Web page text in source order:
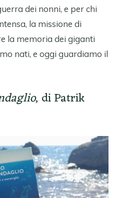
dei nonni, e per chi
la missione di
la memoria dei giganti
nati, e oggi guardiamo il
, di Patrik